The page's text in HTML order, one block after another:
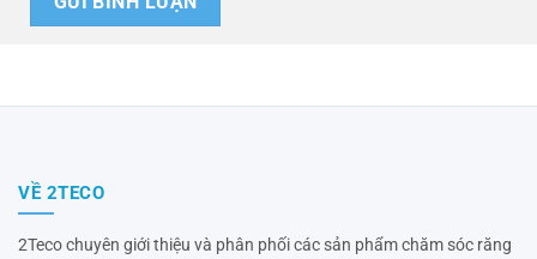
VỀ 2TECO
2Teco chuyên giới thiệu và phân phối các sản phẩm chăm sóc răng